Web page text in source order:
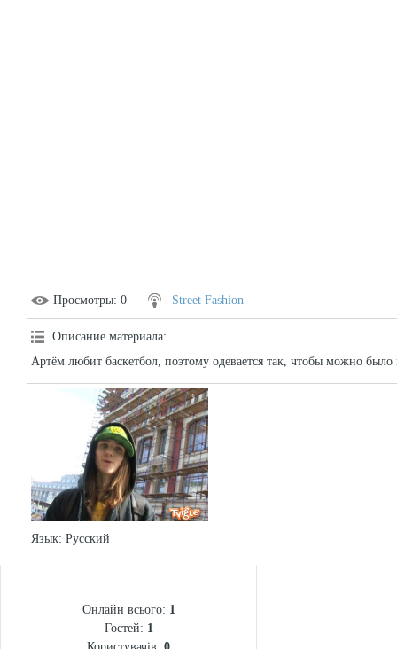
Просмотры: 0 Street Fashion
Описание материала:
Артём любит баскетбол, поэтому одевается так, чтобы можно
Язык: Русский
Онлайн всього: 1
Гостей: 1